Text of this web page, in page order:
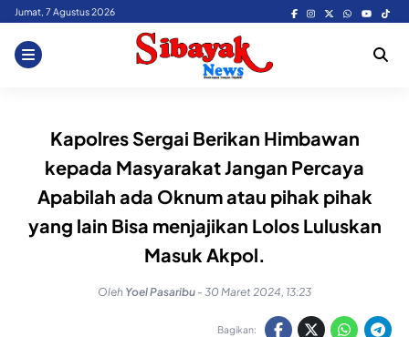
Skip
content
Jumat, 7 Agustus 2026
Kapolres Sergai Berikan Himbawan
kepada Masyarakat Jangan Percaya
Apabilah ada Oknum atau pihak pihak
yang lain Bisa menjajikan Lolos Luluskan
Masuk Akpol.
Oleh Yoel Pasaribu - 30 Maret 2024, 13:23
Bagikan: